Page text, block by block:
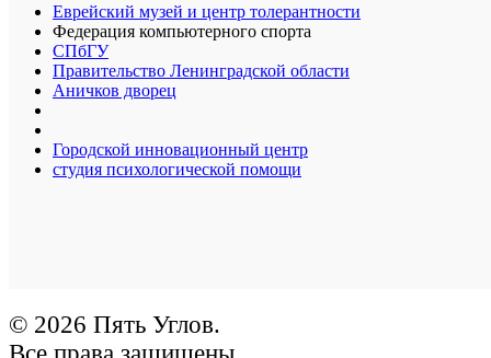
Еврейский музей и центр толерантности
Федерация компьютерного спорта
СПбГУ
Правительство Ленинградской области
Аничков дворец
Городской инновационный центр
студия психологической помощи
© 2026 Пять Углов.